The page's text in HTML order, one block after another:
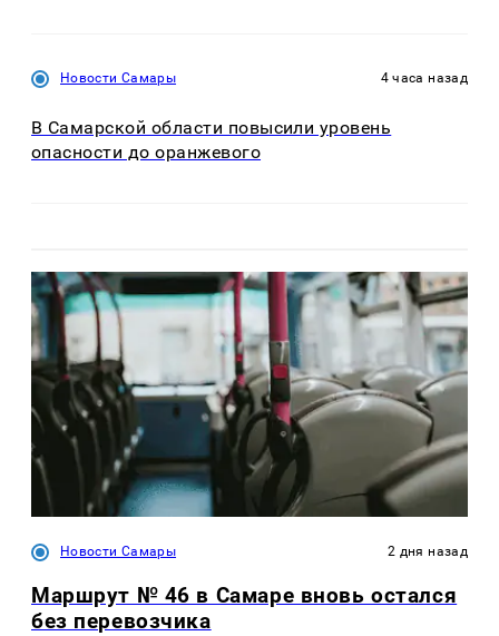
Новости Самары 4 часа назад
В Самарской области повысили уровень
опасности до оранжевого
Новости Самары 2 дня назад
Маршрут № 46 в Самаре вновь остался
без перевозчика